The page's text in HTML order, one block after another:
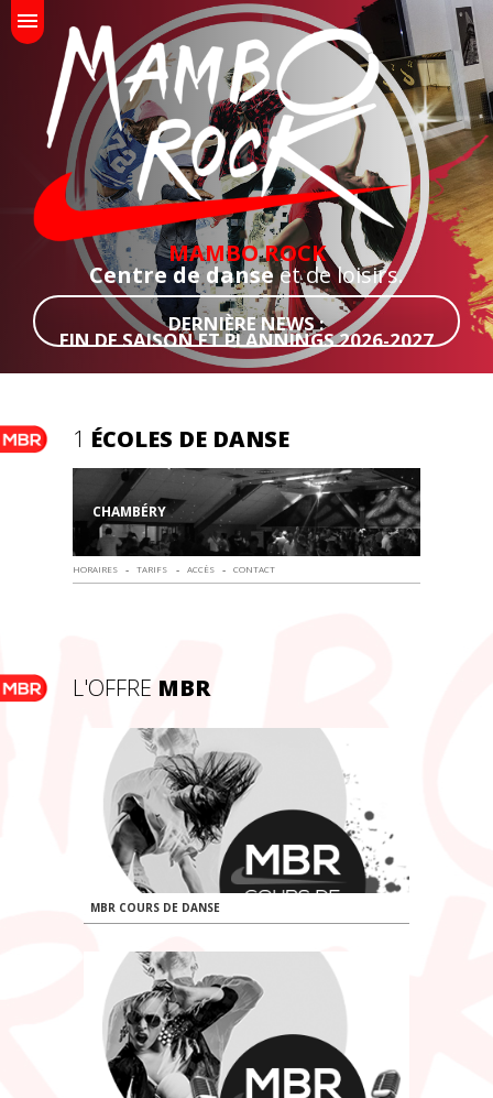
MAMBO ROCK
Centre de danseet de loisirs.
DERNIÈRE NEWS :
FIN DE SAISON ET PLANNINGS 2026-2027
1 ÉCOLES DE DANSE
CHAMBÉRY
HORAIRES - TARIFS - ACCÈS - CONTACT
L'OFFRE MBR
MBR COURS DE DANSE